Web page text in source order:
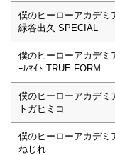
僕のヒーローアカデミ
緑谷出久 SPECIAL
僕のヒーローアカデミ
ｰﾙﾏｲﾄ TRUE FORM
僕のヒーローアカデ
トガヒミコ
僕のヒーローアカデ
ねじれ